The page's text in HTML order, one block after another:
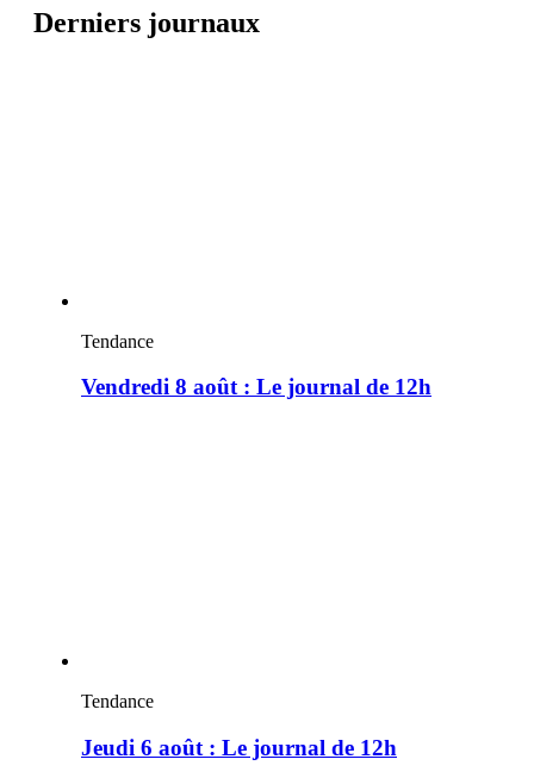
Derniers journaux
Tendance
Vendredi 8 août : Le journal de 12h
Tendance
Jeudi 6 août : Le journal de 12h